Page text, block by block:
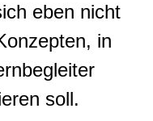
eben nicht
in
soll.